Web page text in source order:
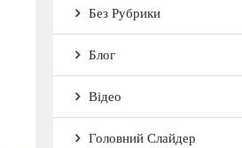
Без Рубрики
Блог
Відео
Головний Слайдер